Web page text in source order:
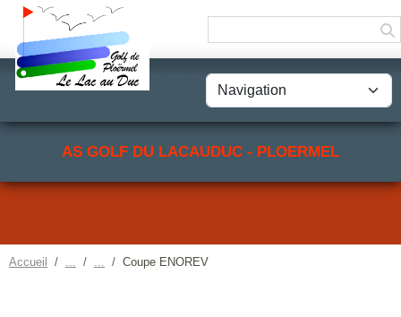
AS GOLF DU LACAUDUC - PLOERMEL
Accueil Coupe ENOREV
Panneau de gestion des cookies